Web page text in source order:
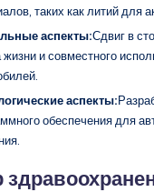
таких как литий для
аспекты:Сдвиг в
жизни и совместного
аспекты:
обеспечения для